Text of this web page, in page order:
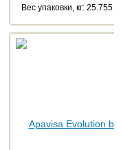
Веc упаковки, кг: 25.755